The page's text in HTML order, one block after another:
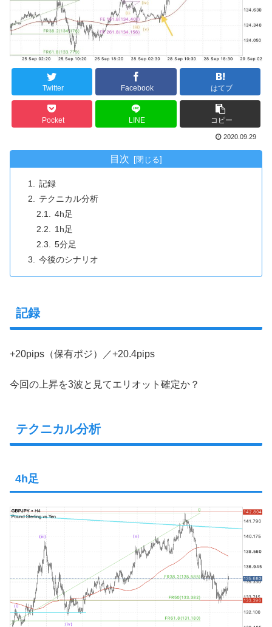
Twitter Facebook はてブ
Pocket LINE コピー
2020.09.29
目次
記録
テクニカル分析
4h足
1h足
5分足
今後のシナリオ
記録
+20pips（保有ポジ）／+20.4pips
今回の上昇を3波と見てエリオット確定か？
テクニカル分析
4h足